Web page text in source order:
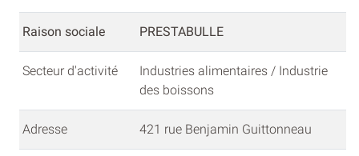
Raison sociale PRESTABULLE
Secteur d'activité
Industries alimentaires / Industrie
des boissons
Adresse 421 rue Benjamin Guittonneau